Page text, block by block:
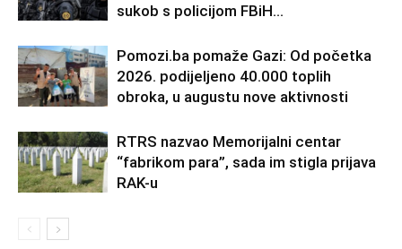
sukob s policijom FBiH…
Pomozi.ba pomaže Gazi: Od početka
2026. podijeljeno 40.000 toplih
obroka, u augustu nove aktivnosti
RTRS nazvao Memorijalni centar
“fabrikom para”, sada im stigla prijava
RAK-u